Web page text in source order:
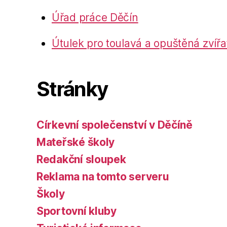
Úřad práce Děčín
Útulek pro toulavá a opuštěná
Stránky
Církevní společenství v Děčíně
Mateřské školy
Redakční sloupek
Reklama na tomto serveru
Školy
Sportovní kluby